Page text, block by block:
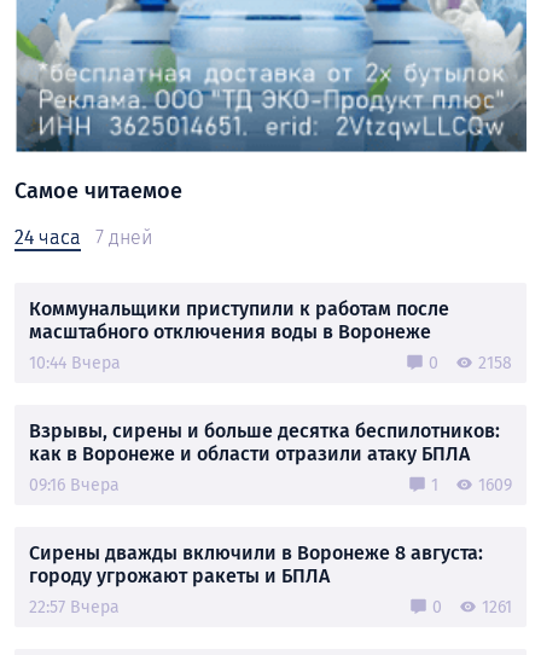
Самое читаемое
24 часа 7 дней
Коммунальщики приступили к работам после
масштабного отключения воды в Воронеже
10:44 Вчера 0 2158
Взрывы, сирены и больше десятка беспилотников:
как в Воронеже и области отразили атаку БПЛА
09:16 Вчера 1 1609
Сирены дважды включили в Воронеже 8 августа:
городу угрожают ракеты и БПЛА
22:57 Вчера 0 1261